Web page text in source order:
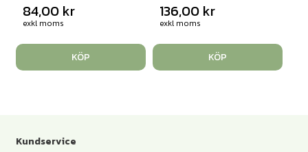
84,00 kr
exkl moms
KÖP
136,00 kr
exkl moms
KÖP
Kundservice